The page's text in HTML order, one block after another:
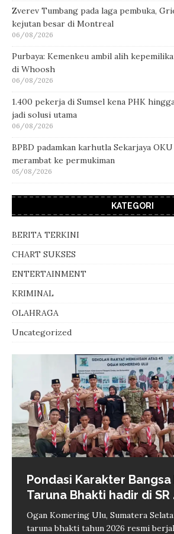
Zverev Tumbang pada laga pembuka,
kejutan besar di Montreal
06/08/2026
Purbaya: Kemenkeu ambil alih
di Whoosh
06/08/2026
1.400 pekerja di Sumsel kena PHK
jadi solusi utama
06/08/2026
BPBD padamkan karhutla Sekarjaya
merambat ke permukiman
05/08/2026
KATEGORI
BERITA TERKINI
CHART SUKSES
ENTERTAINMENT
KRIMINAL
OLAHRAGA
Uncategorized
Pondasi Karakter
Taruna Bhakti hadir di SR
Ogan Komering Ulu, Sumatera
taruna bhakti tahun 2026 resmi
BPBD padamkan karhutla
OKU cegah api
permukiman
Baturaja – Personel Badan